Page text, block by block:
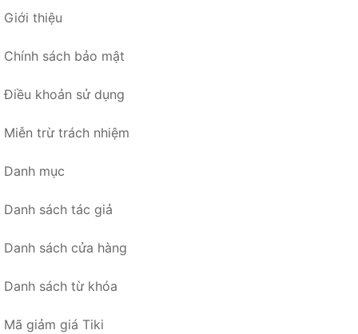
Giới thiệu
Chính sách bảo mật
Điều khoản sử dụng
Miễn trừ trách nhiệm
Danh mục
Danh sách tác giả
Danh sách cửa hàng
Danh sách từ khóa
Mã giảm giá Tiki